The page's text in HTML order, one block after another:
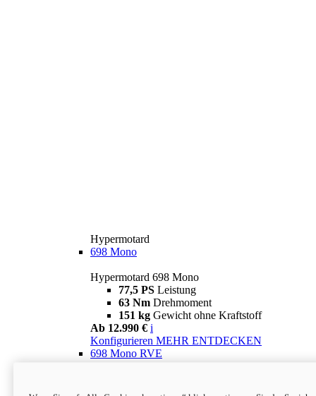
Hypermotard
698 Mono
Hypermotard 698 Mono
77,5 PS Leistung
63 Nm Drehmoment
151 kg Gewicht ohne Kraftstoff
Ab 12.990 € i
Konfigurieren MEHR ENTDECKEN
698 Mono RVE
77,5 PS
Leistung